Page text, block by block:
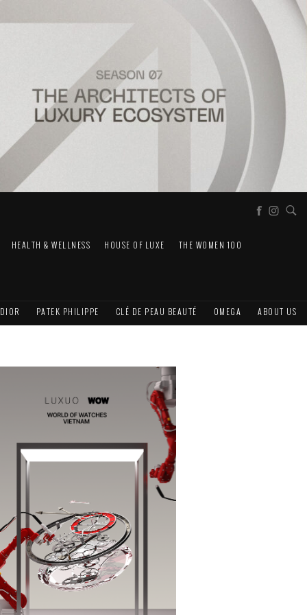
HEALTH & WELLNESS HOUSE OF LUXE THE WOMEN 100
DIOR PATEK PHILIPPE CLÉ DE PEAU BEAUTÉ OMEGA ABOUT US